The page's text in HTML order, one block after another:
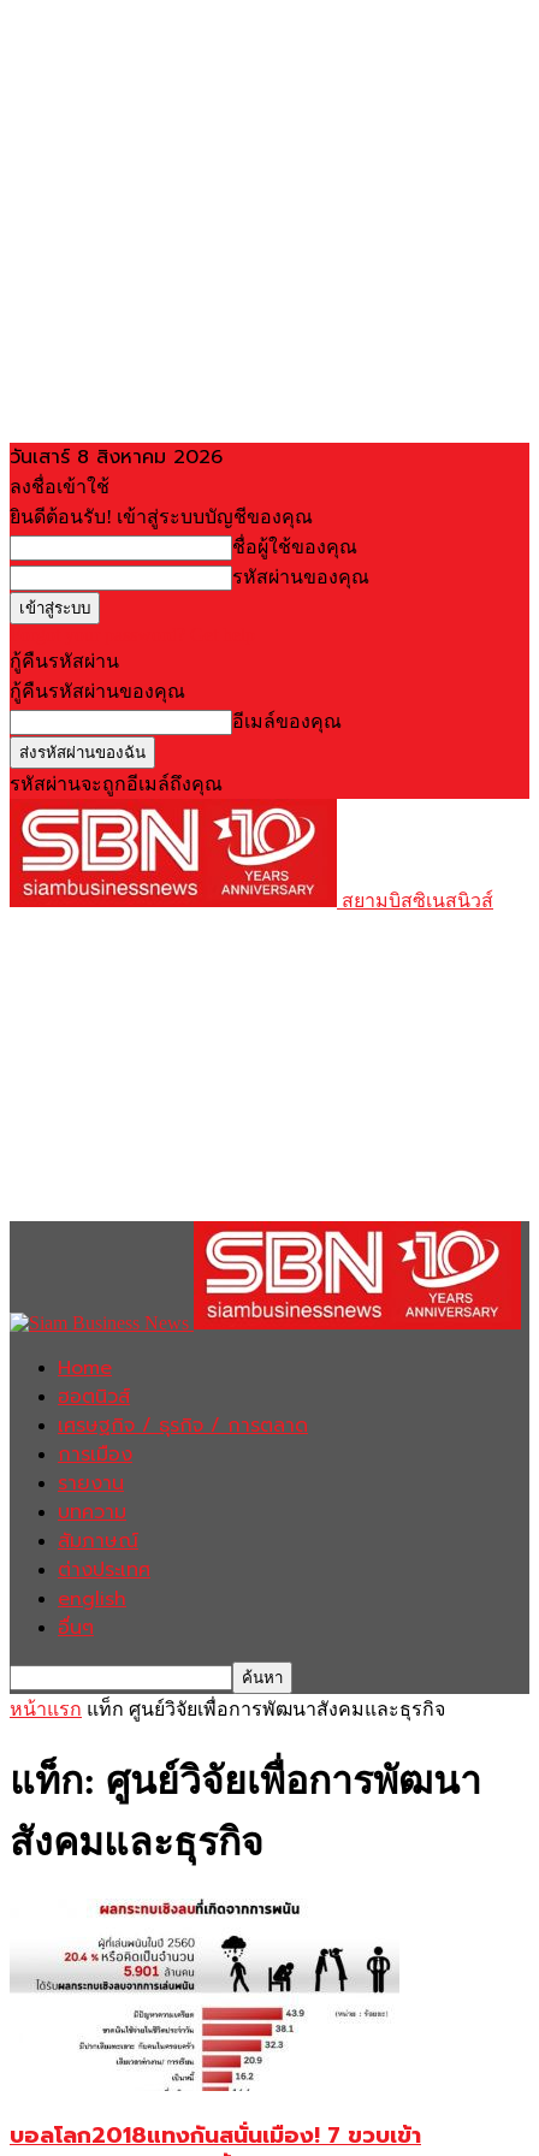
วันเสาร์ 8 สิงหาคม 2026
ลงชื่อเข้าใช้
ยินดีต้อนรับ! เข้าสู่ระบบบัญชีของคุณ
ชื่อผู้ใช้ของคุณ
รหัสผ่านของคุณ
กู้คืนรหัสผ่าน
กู้คืนรหัสผ่านของคุณ
อีเมล์ของคุณ
รหัสผ่านจะถูกอีเมล์ถึงคุณ
สยามบิสซิเนสนิวส์
Home
ฮอตนิวส์
เศรษฐกิจ / ธุรกิจ / การตลาด
การเมือง
รายงาน
บทความ
สัมภาษณ์
ต่างประเทศ
english
อื่นๆ
หน้าแรก แท็ก ศูนย์วิจัยเพื่อการพัฒนาสังคมและธุรกิจ
แท็ก: ศูนย์วิจัยเพื่อการพัฒนา
สังคมและธุรกิจ
บอลโลก2018แทงกันสนั่นเมือง! 7 ขวบเข้า